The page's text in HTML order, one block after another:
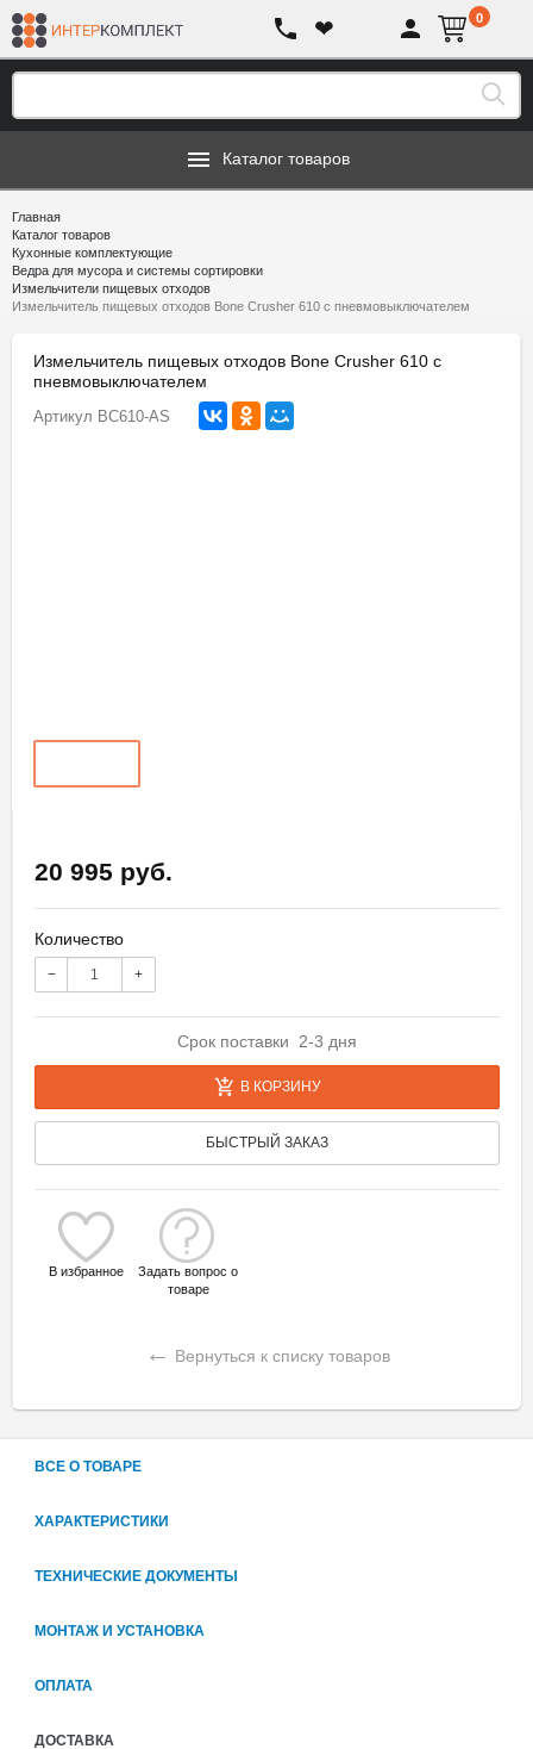
❤ 0
Каталог товаров
Главная
Каталог товаров
Кухонные комплектующие
Ведра для мусора и системы сортировки
Измельчители пищевых отходов
Измельчитель пищевых отходов Bone Crusher 610 с пневмовыключателем
Измельчитель пищевых отходов Bone Crusher 610 с
пневмовыключателем
Артикул BC610-AS
20 995 руб.
Количество
− +
Срок поставки 2-3 дня
В КОРЗИНУ
БЫСТРЫЙ ЗАКАЗ
В избранное
Задать вопрос о
товаре
← Вернуться к списку товаров
ВСЕ О ТОВАРЕ
ХАРАКТЕРИСТИКИ
ТЕХНИЧЕСКИЕ ДОКУМЕНТЫ
МОНТАЖ И УСТАНОВКА
ОПЛАТА
ДОСТАВКА